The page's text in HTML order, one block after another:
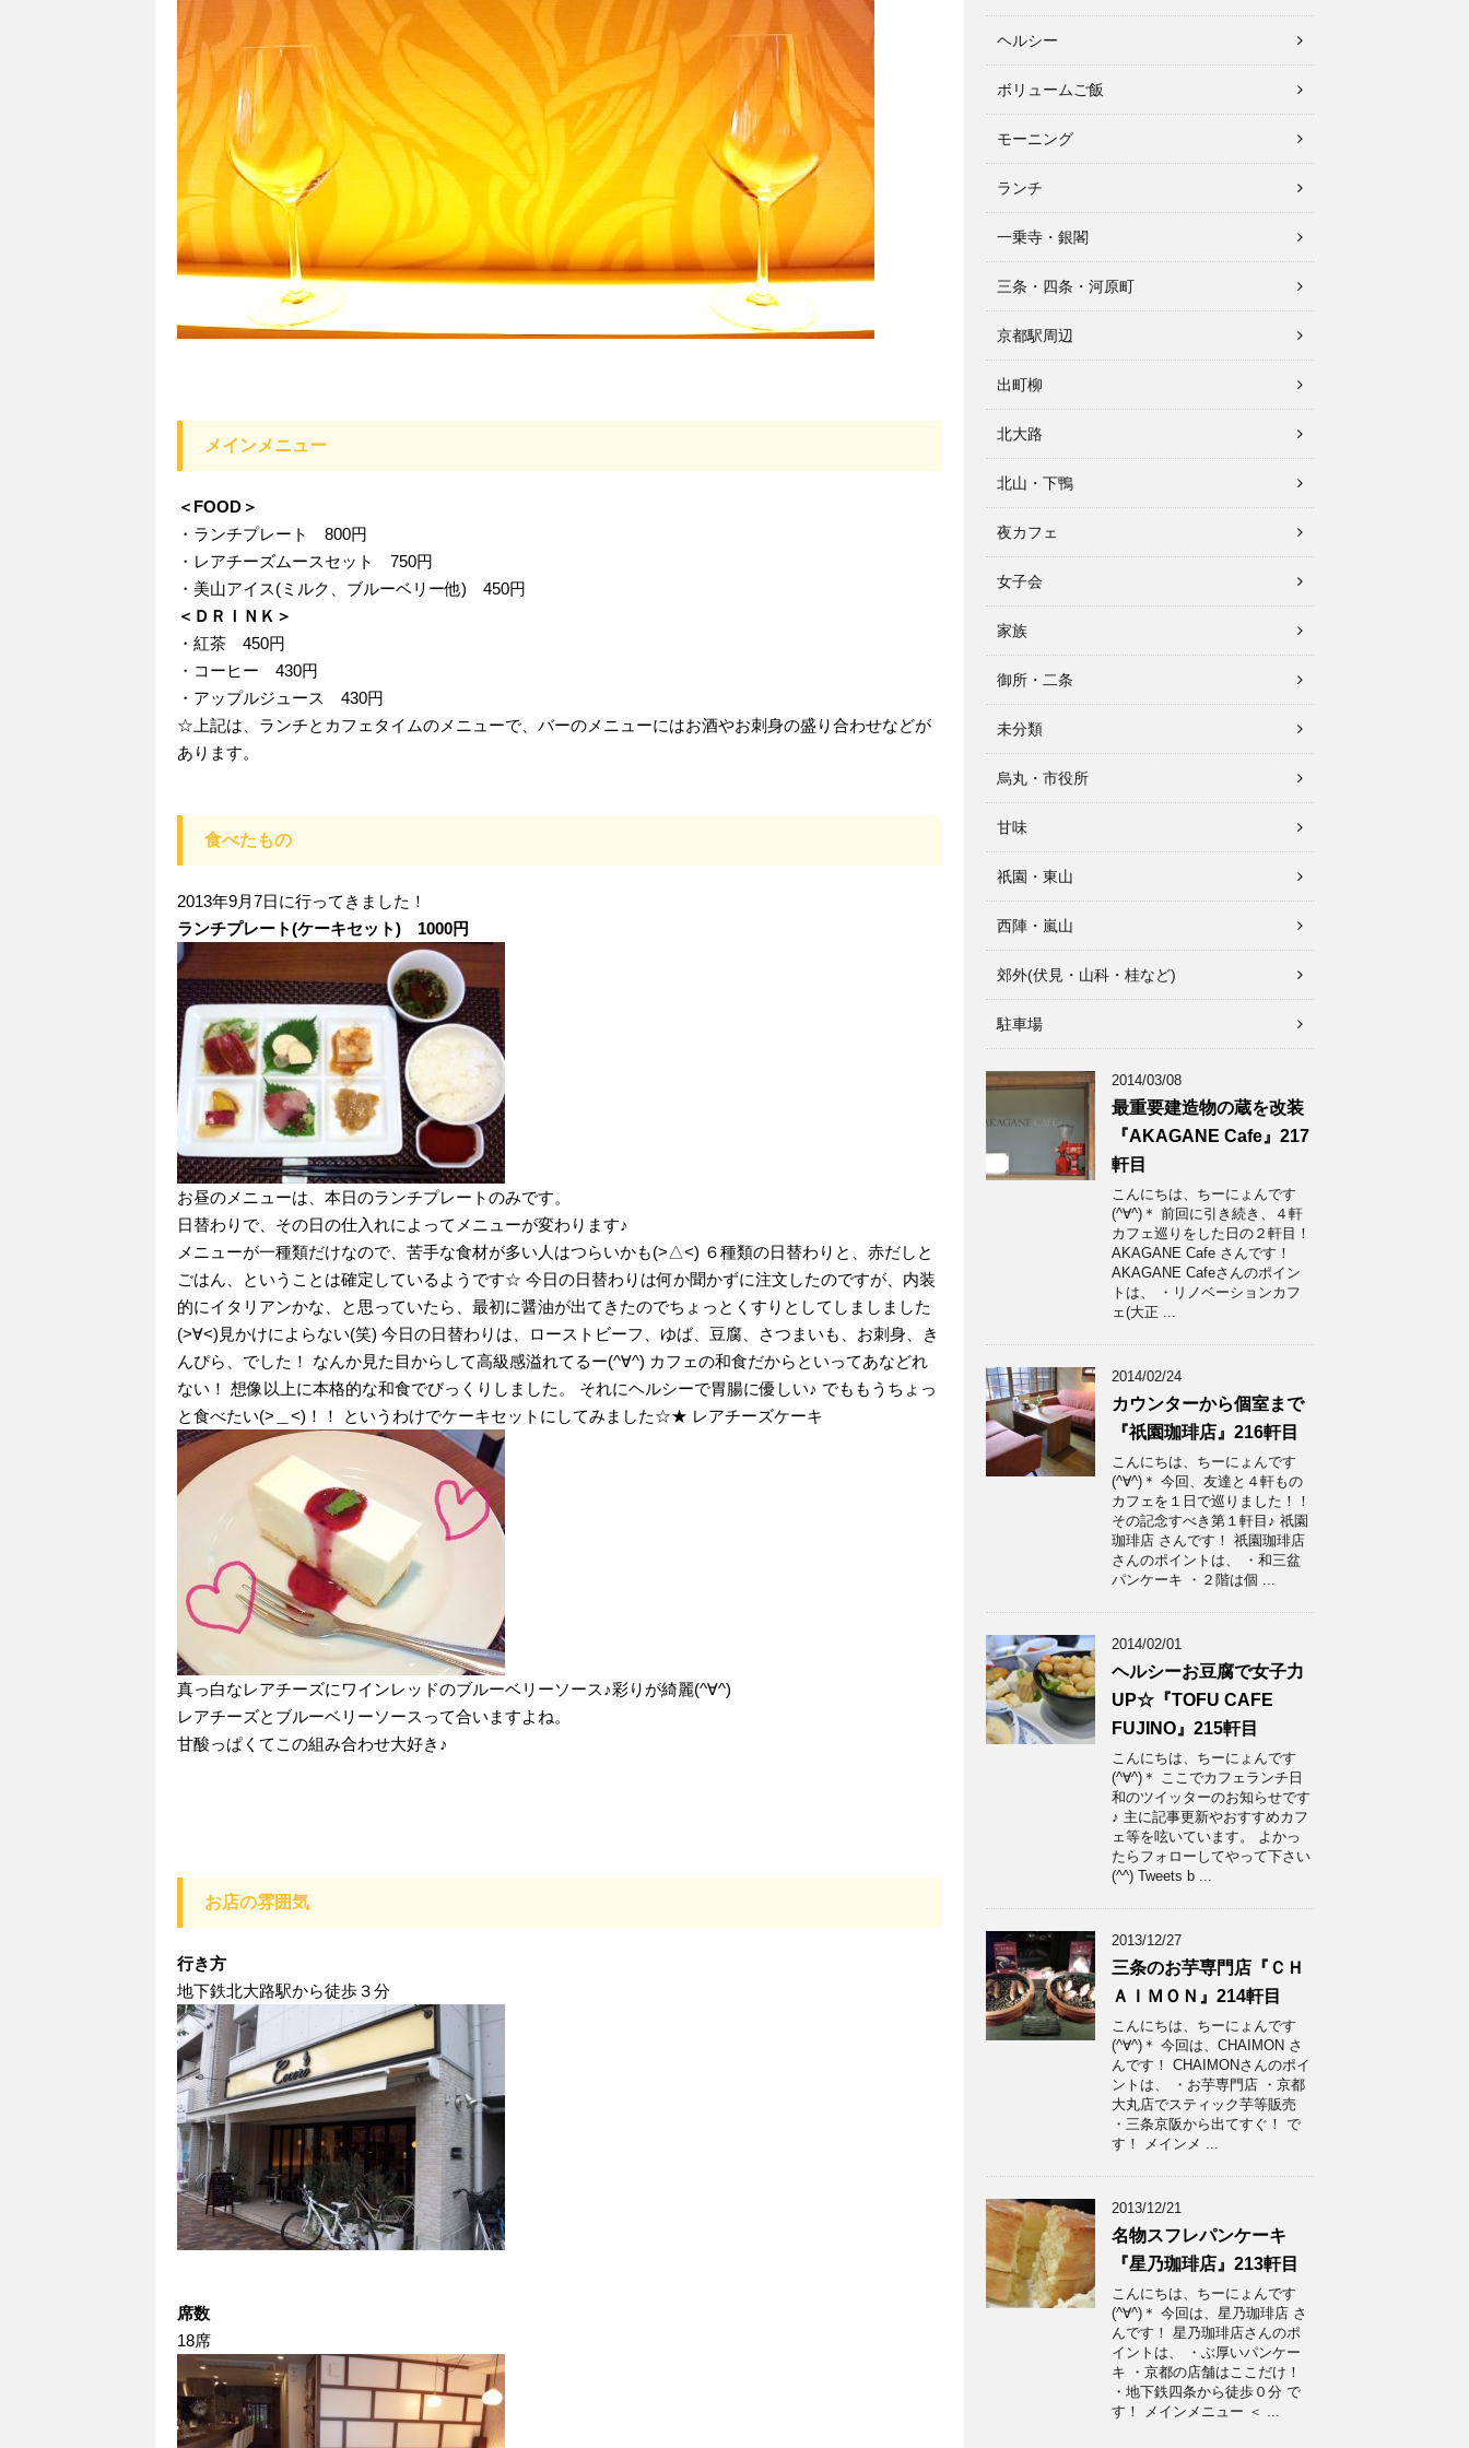
メインメニュー
＜FOOD＞
・ランチプレート 800円
・レアチーズムースセット 750円
・美山アイス(ミルク、ブルーベリー他) 450円
＜ＤＲＩＮＫ＞
・紅茶 450円
・コーヒー 430円
・アップルジュース 430円
☆上記は、ランチとカフェタイムのメニューで、バーのメニューにはお酒やお刺身の盛り合わせなどが
あります。
食べたもの
2013年9月7日に行ってきました！
ランチプレート(ケーキセット) 1000円
お昼のメニューは、本日のランチプレートのみです。
日替わりで、その日の仕入れによってメニューが変わります♪
メニューが一種類だけなので、苦手な食材が多い人はつらいかも(>△<) ６種類の日替わりと、赤だしと
ごはん、ということは確定しているようです☆ 今日の日替わりは何か聞かずに注文したのですが、内装
的にイタリアンかな、と思っていたら、最初に醤油が出てきたのでちょっとくすりとしてしましました
(>∀<)見かけによらない(笑) 今日の日替わりは、ローストビーフ、ゆば、豆腐、さつまいも、お刺身、き
んぴら、でした！ なんか見た目からして高級感溢れてるー(^∀^) カフェの和食だからといってあなどれ
ない！ 想像以上に本格的な和食でびっくりしました。 それにヘルシーで胃腸に優しい♪ でももうちょっ
と食べたい(>＿<)！！ というわけでケーキセットにしてみました☆★ レアチーズケーキ
真っ白なレアチーズにワインレッドのブルーベリーソース♪彩りが綺麗(^∀^)
レアチーズとブルーベリーソースって合いますよね。
甘酸っぱくてこの組み合わせ大好き♪
お店の雰囲気
行き方
地下鉄北大路駅から徒歩３分
席数
18席
ヘルシー
ボリュームご飯
モーニング
ランチ
一乗寺・銀閣
三条・四条・河原町
京都駅周辺
出町柳
北大路
北山・下鴨
夜カフェ
女子会
家族
御所・二条
未分類
烏丸・市役所
甘味
祇園・東山
西陣・嵐山
郊外(伏見・山科・桂など)
駐車場
2014/03/08
最重要建造物の蔵を改装
『AKAGANE Cafe』217
軒目
こんにちは、ちーにょんです
(^∀^)＊ 前回に引き続き、４軒
カフェ巡りをした日の２軒目！
AKAGANE Cafe さんです！
AKAGANE Cafeさんのポイン
トは、 ・リノベーションカフ
ェ(大正 ...
2014/02/24
カウンターから個室まで
『祇園珈琲店』216軒目
こんにちは、ちーにょんです
(^∀^)＊ 今回、友達と４軒もの
カフェを１日で巡りました！！
その記念すべき第１軒目♪ 祇園
珈琲店 さんです！ 祇園珈琲店
さんのポイントは、 ・和三盆
パンケーキ ・２階は個 ...
2014/02/01
ヘルシーお豆腐で女子力
UP☆『TOFU CAFE
FUJINO』215軒目
こんにちは、ちーにょんです
(^∀^)＊ ここでカフェランチ日
和のツイッターのお知らせです
♪ 主に記事更新やおすすめカフ
ェ等を呟いています。 よかっ
たらフォローしてやって下さい
(^^) Tweets b ...
2013/12/27
三条のお芋専門店『ＣＨ
ＡＩＭＯＮ』214軒目
こんにちは、ちーにょんです
(^∀^)＊ 今回は、CHAIMON さ
んです！ CHAIMONさんのポイ
ントは、 ・お芋専門店 ・京都
大丸店でスティック芋等販売
・三条京阪から出てすぐ！ で
す！ メインメ ...
2013/12/21
名物スフレパンケーキ
『星乃珈琲店』213軒目
こんにちは、ちーにょんです
(^∀^)＊ 今回は、星乃珈琲店 さ
んです！ 星乃珈琲店さんのポ
イントは、 ・ぶ厚いパンケー
キ ・京都の店舗はここだけ！
・地下鉄四条から徒歩０分 で
す！ メインメニュー ＜ ...